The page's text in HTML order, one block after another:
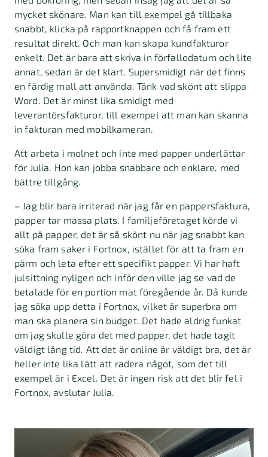
mycket skönare. Man kan till exempel gå tillbaka
snabbt, klicka på rapportknappen och få fram ett
resultat direkt. Och man kan skapa kundfakturor
enkelt. Det är bara att skriva in förfallodatum och lite
annat, sedan är det klart. Supersmidigt när det finns
en färdig mall att använda. Tänk vad skönt att slippa
Word. Det är minst lika smidigt med
leverantörsfakturor, till exempel att man kan skanna
in fakturan med mobilkameran.
Att arbeta i molnet och inte med papper underlättar
för Julia. Hon kan jobba snabbare och enklare, med
bättre tillgång.
– Jag blir bara irriterad när jag får en pappersfaktura,
papper tar massa plats. I familjeföretaget körde vi
allt på papper, det är så skönt nu när jag snabbt kan
söka fram saker i Fortnox, istället för att ta fram en
pärm och leta efter ett specifikt papper. Vi har haft
julsittning nyligen och inför den ville jag se vad de
betalade för en portion mat föregående år. Då kunde
jag söka upp detta i Fortnox, vilket är superbra om
man ska planera sin budget. Det hade aldrig funkat
om jag skulle göra det med papper, det hade tagit
väldigt lång tid. Att det är online är väldigt bra, det är
heller inte lika lätt att radera något, som det till
exempel är i Excel. Det är ingen risk att det blir fel i
Fortnox, avslutar Julia.